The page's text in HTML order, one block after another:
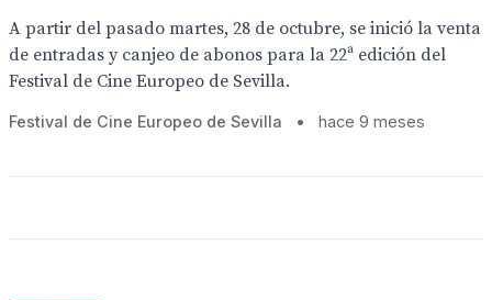
A partir del pasado martes, 28 de octubre, se inició la venta
de entradas y canjeo de abonos para la 22ª edición del
Festival de Cine Europeo de Sevilla.
Festival de Cine Europeo de Sevilla • hace 9 meses